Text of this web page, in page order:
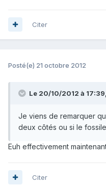
Citer
Posté(e) 21 octobre 2012
Le 20/10/2012 à
Je viens de remarquer
deux côtés ou si le
Euh effectivement
Citer